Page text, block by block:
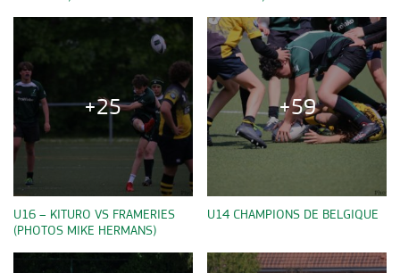
+25
U16 – KITURO VS FRAMERIES
(PHOTOS MIKE HERMANS)
+59
U14 CHAMPIONS DE BELGIQUE